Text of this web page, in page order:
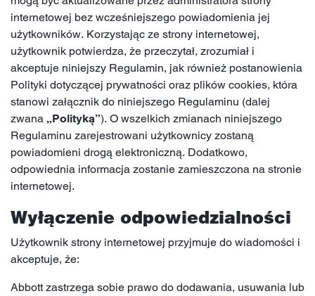
internetowej bez wcześniejszego powiadomienia jej
użytkowników. Korzystając ze strony internetowej,
użytkownik potwierdza, że przeczytał, zrozumiał i
akceptuje niniejszy Regulamin, jak również postanowienia
Polityki dotyczącej prywatności oraz plików cookies, która
stanowi załącznik do niniejszego Regulaminu (dalej
zwana „Polityką”). O wszelkich zmianach niniejszego
Regulaminu zarejestrowani użytkownicy zostaną
powiadomieni drogą elektroniczną. Dodatkowo,
odpowiednia informacja zostanie zamieszczona na stronie
internetowej.
Wyłączenie odpowiedzialności
Użytkownik strony internetowej przyjmuje do wiadomości i
akceptuje, że:
Abbott zastrzega sobie prawo do dodawania, usuwania lub